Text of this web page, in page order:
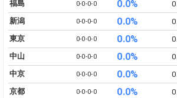
福島 0-​0-​0-​0 0.0%
新潟 0-​0-​0-​0 0.0%
東京 0-​0-​0-​0 0.0%
中山 0-​0-​0-​0 0.0%
中京 0-​0-​0-​0 0.0%
京都 0-​0-​0-​0 0.0%